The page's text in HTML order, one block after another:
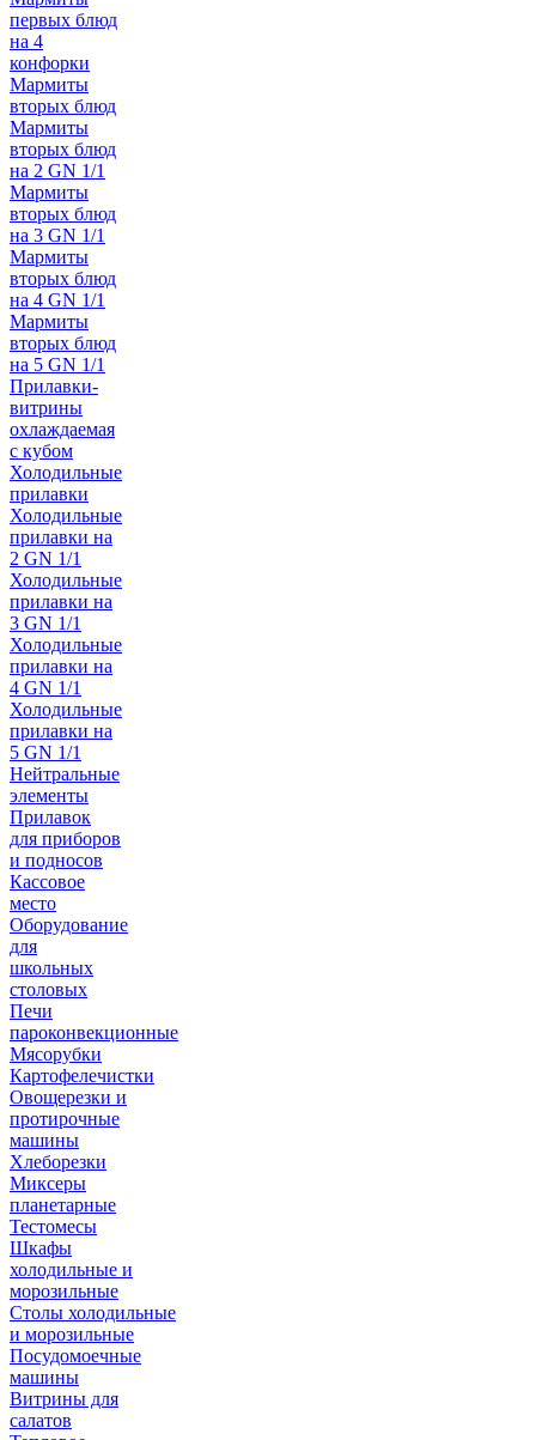
первых блюд
на 4
конфорки
Мармиты
вторых блюд
Мармиты
вторых блюд
на 2 GN 1/1
Мармиты
вторых блюд
на 3 GN 1/1
Мармиты
вторых блюд
на 4 GN 1/1
Мармиты
вторых блюд
на 5 GN 1/1
Прилавки-
витрины
охлаждаемая
с кубом
Холодильные
прилавки
Холодильные
прилавки на
2 GN 1/1
Холодильные
прилавки на
3 GN 1/1
Холодильные
прилавки на
4 GN 1/1
Холодильные
прилавки на
5 GN 1/1
Нейтральные
элементы
Прилавок
для приборов
и подносов
Кассовое
место
Оборудование
для
школьных
столовых
Печи
пароконвекционные
Мясорубки
Картофелечистки
Овощерезки и
протирочные
машины
Хлеборезки
Миксеры
планетарные
Тестомесы
Шкафы
холодильные и
морозильные
Столы холодильные
и морозильные
Посудомоечные
машины
Витрины для
салатов